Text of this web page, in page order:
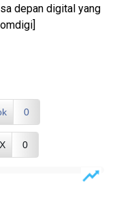
depan digital yang
0
0